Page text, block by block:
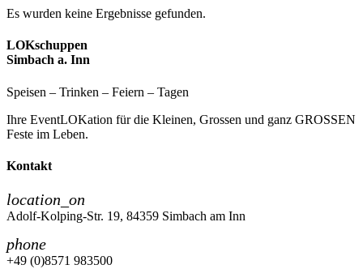
Es wurden keine Ergebnisse gefunden.
LOKschuppen
Simbach a. Inn
Speisen – Trinken – Feiern – Tagen
Ihre EventLOKation für die Kleinen, Grossen und ganz GROSSEN
Feste im Leben.
Kontakt
location_on
Adolf-Kolping-Str. 19, 84359 Simbach am Inn
phone
+49 (0)8571 983500